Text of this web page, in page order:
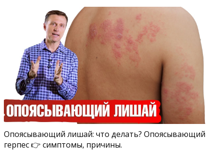
Опоясывающий лишай: что делать? Опоясывающий
герпес 👉 симптомы, причины.